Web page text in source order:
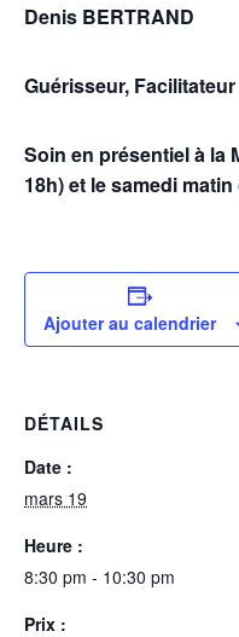
Denis BERTRAND
Guérisseur, Facilitateur
Soin en présentiel à la
18h) et le samedi matin
Ajouter au calendrier
DÉTAILS
Date :
mars 19
Heure :
8:30 pm - 10:30 pm
Prix :